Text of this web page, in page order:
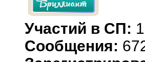
Участий в СП:
Сообщения: